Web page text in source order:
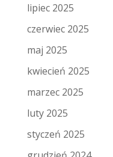
lipiec 2025
czerwiec 2025
maj 2025
kwiecień 2025
marzec 2025
luty 2025
styczeń 2025